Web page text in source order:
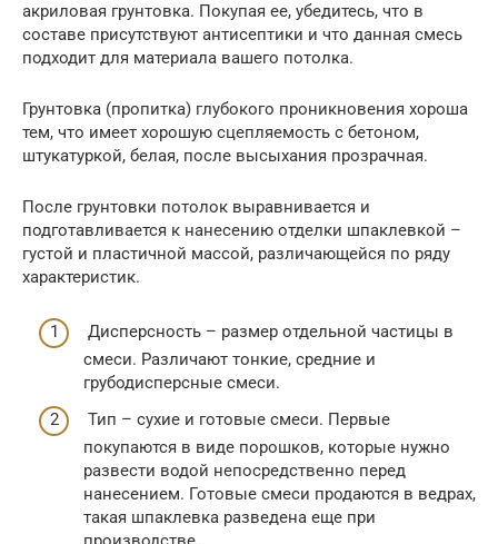
акриловая грунтовка. Покупая ее, убедитесь, что в
составе присутствуют антисептики и что данная смесь
подходит для материала вашего потолка.
Грунтовка (пропитка) глубокого проникновения хороша
тем, что имеет хорошую сцепляемость с бетоном,
штукатуркой, белая, после высыхания прозрачная.
После грунтовки потолок выравнивается и
подготавливается к нанесению отделки шпаклевкой –
густой и пластичной массой, различающейся по ряду
характеристик.
Дисперсность – размер отдельной частицы в
смеси. Различают тонкие, средние и
грубодисперсные смеси.
Тип – сухие и готовые смеси. Первые
покупаются в виде порошков, которые нужно
развести водой непосредственно перед
нанесением. Готовые смеси продаются в ведрах,
такая шпаклевка разведена еще при